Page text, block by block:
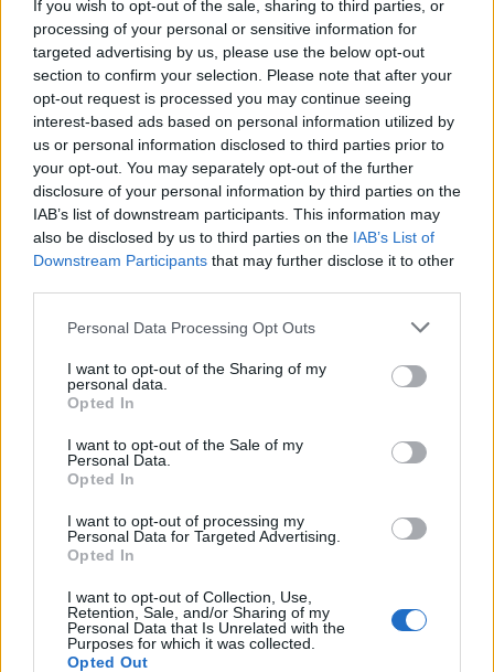
If you wish to opt-out of the sale, sharing to third parties, or
processing of your personal or sensitive information for
targeted advertising by us, please use the below opt-out
section to confirm your selection. Please note that after your
opt-out request is processed you may continue seeing
interest-based ads based on personal information utilized by
us or personal information disclosed to third parties prior to
your opt-out. You may separately opt-out of the further
disclosure of your personal information by third parties on the
IAB’s list of downstream participants. This information may
also be disclosed by us to third parties on the IAB’s List of
Downstream Participants that may further disclose it to other
Personal Data Processing Opt Outs
I want to opt-out of the Sharing of my
personal data.
Opted In
I want to opt-out of the Sale of my
Personal Data.
Opted In
I want to opt-out of processing my
Personal Data for Targeted Advertising.
Opted In
I want to opt-out of Collection, Use,
Retention, Sale, and/or Sharing of my
Personal Data that Is Unrelated with the
Purposes for which it was collected.
Opted Out
Λέων ΙΔ’ χρησιμοποιεί την ΤΝ ως αφετηρία για να
καταγγείλει την ανισότητα, τον πόλεμο, τη διάβρωση της
δημοκρατίας και τη συγκέντρωση εξουσίας σε
Διεθνή
Το “Ευρωβαρόμετρο” επιβεβαιώνει την
αβεβαιότητα των πολιτών της Ευρώπης
Το νέο "Ευρωβαρόμετρο" καταγράφει με ψυχρή ακρίβεια αυτή
την αντίφαση. Oι πολίτες που ανησυχούν βαθιά για πολέμους,
ακρίβεια και αποσταθεροποίηση, αλλά ταυτόχρονα ζητούν μια
πιο δυνατή, πιο παρούσα Ευ